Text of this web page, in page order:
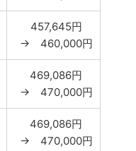
457,645円
→ 460,000円
469,086円
→ 470,000円
469,086円
→ 470,000円